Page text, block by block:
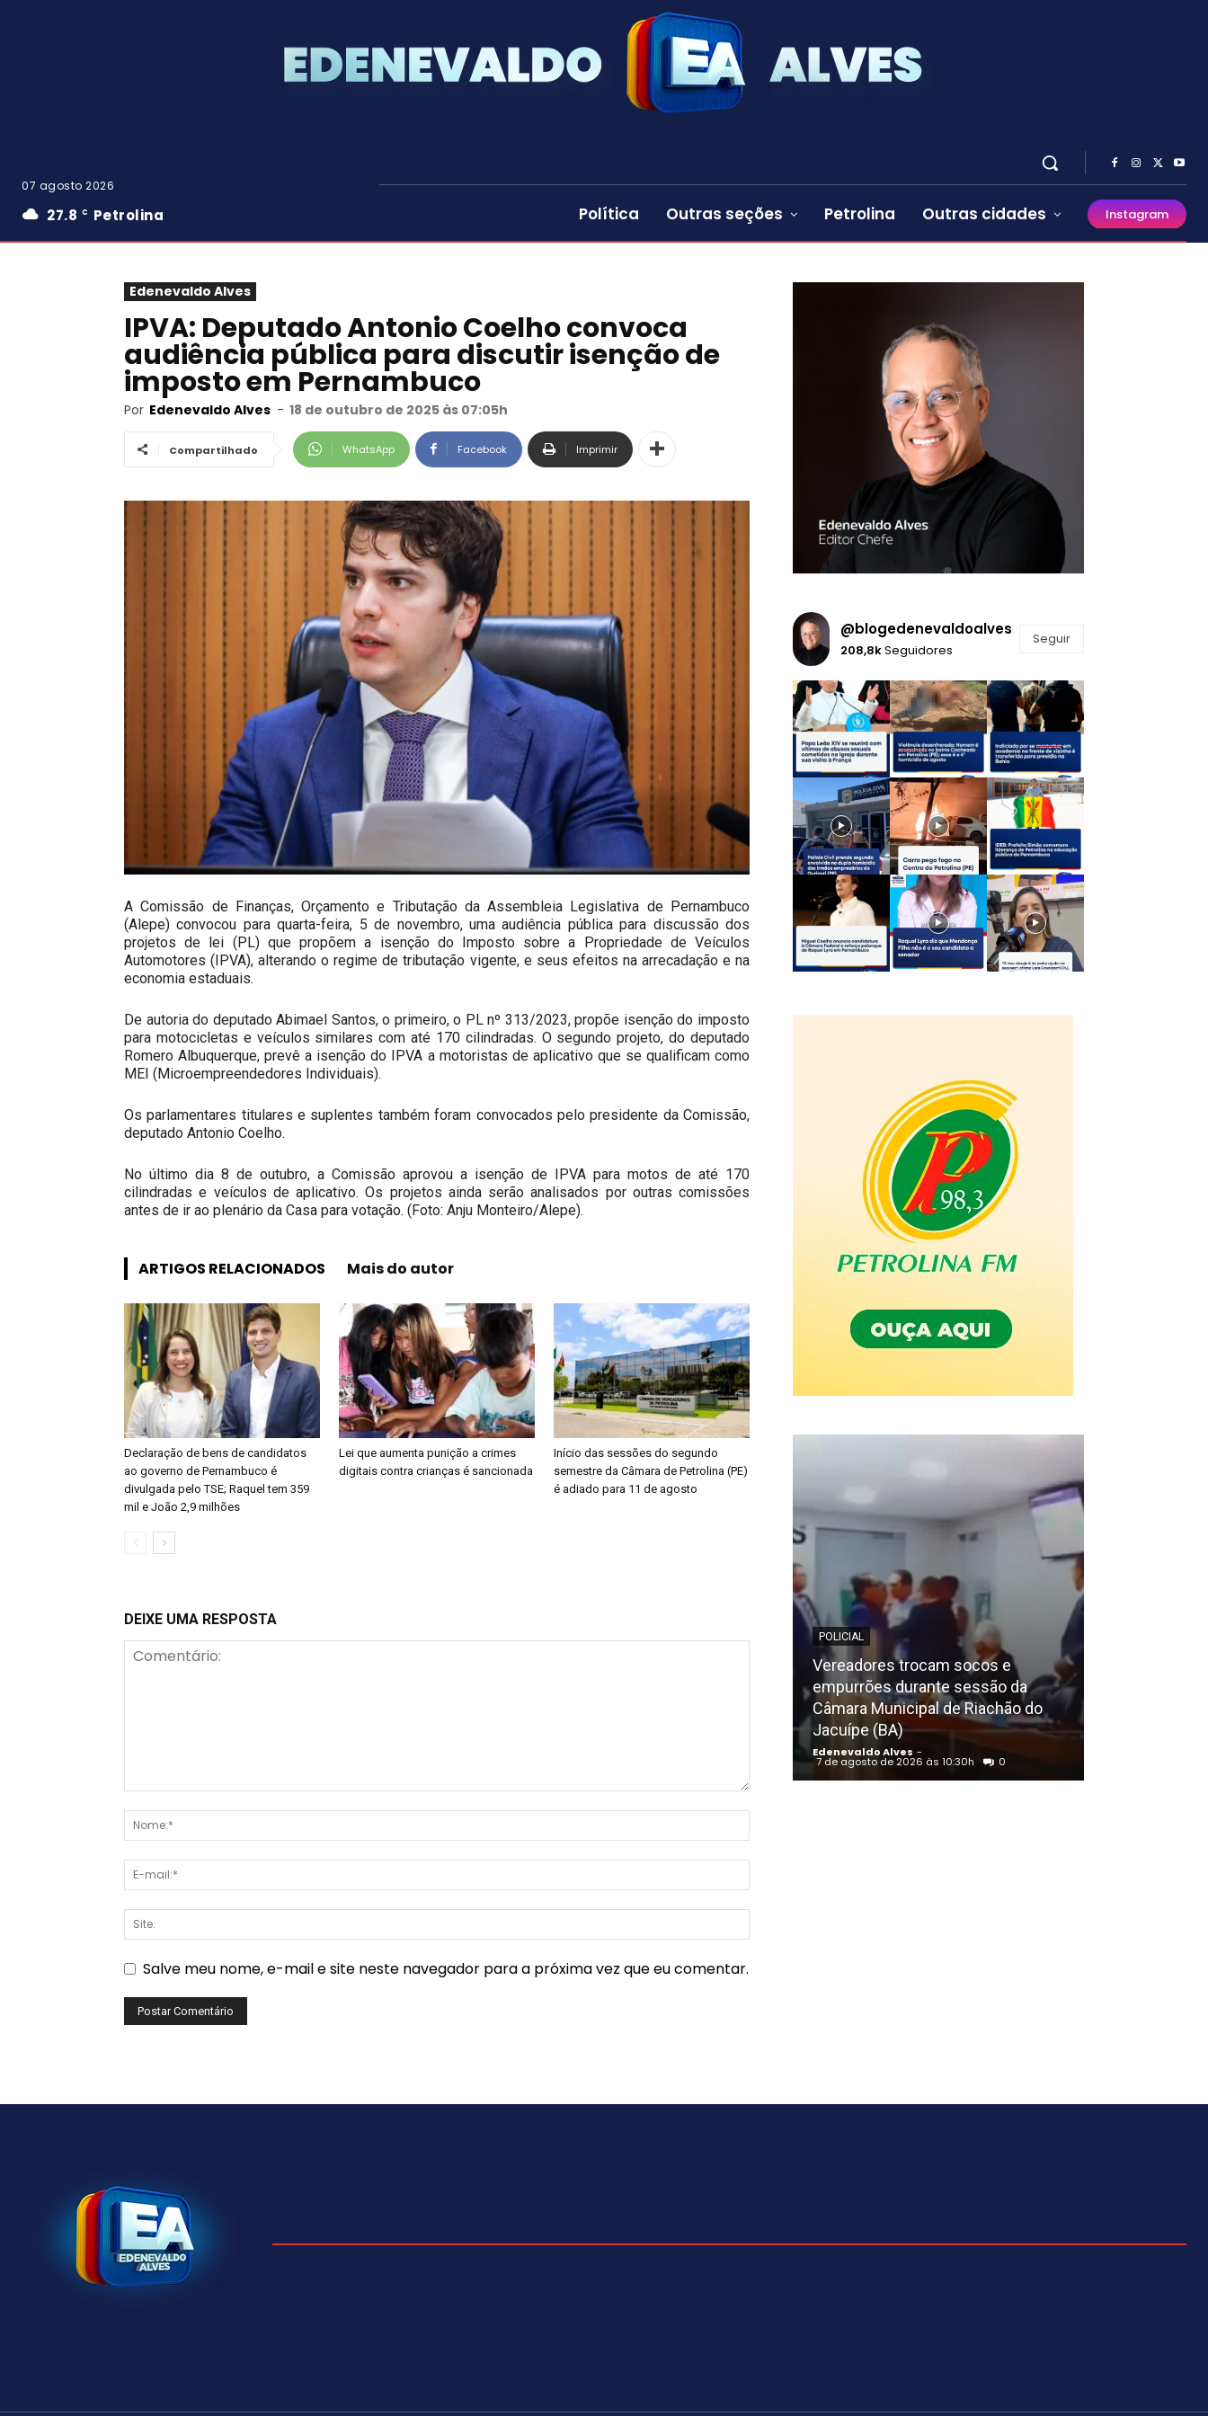
07 agosto 2026
27.8 C Petrolina Política Outras seções Petrolina Outras cidades Instagram
Edenevaldo Alves
IPVA: Deputado Antonio Coelho convoca
audiência pública para discutir isenção de
imposto em Pernambuco
Por Edenevaldo Alves - 18 de outubro de 2025 às 07:05h
Compartilhado WhatsApp Facebook Imprimir
A Comissão de Finanças, Orçamento e Tributação da Assembleia Legislativa de Pernambuco
(Alepe) convocou para quarta-feira, 5 de novembro, uma audiência pública para discussão dos
projetos de lei (PL) que propõem a isenção do Imposto sobre a Propriedade de Veículos
Automotores (IPVA), alterando o regime de tributação vigente, e seus efeitos na arrecadação e na
economia estaduais.
De autoria do deputado Abimael Santos, o primeiro, o PL nº 313/2023, propõe isenção do imposto
para motocicletas e veículos similares com até 170 cilindradas. O segundo projeto, do deputado
Romero Albuquerque, prevê a isenção do IPVA a motoristas de aplicativo que se qualificam como
MEI (Microempreendedores Individuais).
Os parlamentares titulares e suplentes também foram convocados pelo presidente da Comissão,
deputado Antonio Coelho.
No último dia 8 de outubro, a Comissão aprovou a isenção de IPVA para motos de até 170
cilindradas e veículos de aplicativo. Os projetos ainda serão analisados por outras comissões
antes de ir ao plenário da Casa para votação. (Foto: Anju Monteiro/Alepe).
ARTIGOS RELACIONADOS Mais do autor
Declaração de bens de candidatos
ao governo de Pernambuco é
divulgada pelo TSE; Raquel tem 359
mil e João 2,9 milhões
Lei que aumenta punição a crimes
digitais contra crianças é sancionada
Início das sessões do segundo
semestre da Câmara de Petrolina (PE)
é adiado para 11 de agosto
DEIXE UMA RESPOSTA
Salve meu nome, e-mail e site neste navegador para a próxima vez que eu comentar.
@blogedenevaldoalves
208,8kSeguidores
Seguir
POLICIAL
Vereadores trocam socos e
empurrões durante sessão da
Câmara Municipal de Riachão do
Jacuípe (BA)
Edenevaldo Alves -
7 de agosto de 2026 às 10:30h 0